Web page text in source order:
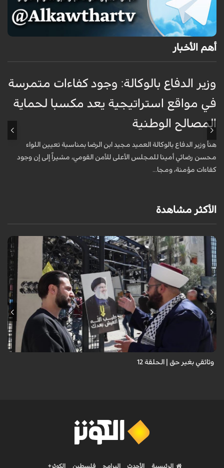
أهم الأخبار
وزير الدفاع بالوكالة: وجود كفاءات متمرسة
في مواقع استراتيجية يعد مكسبا لحماية
المصالح الوطنية
هنأ وزير الدفاع بالوكالة العميد مجيد ابن الرضا بمناسبة تعيين اللواء
محسن رضائي أمينا للمجلس الأعلى للأمن القومي، مشيراً إلى إن وجود
كفاءات مؤمنة، ومجا...
الأكثر مشاهدة
وثائقي بغير حق | الحلقة 12
الرئيسية الأحدث البرامج فلسطين الكوثر+